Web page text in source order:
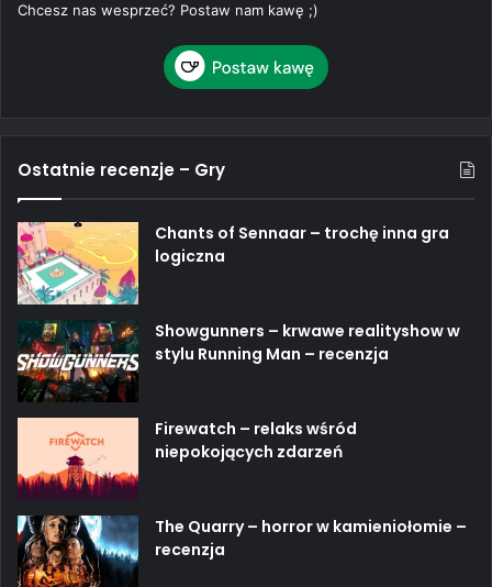
Chcesz nas wesprzeć? Postaw nam kawę ;)
Ostatnie recenzje – Gry
Chants of Sennaar – trochę inna gra
logiczna
Showgunners – krwawe realityshow w
stylu Running Man – recenzja
Firewatch – relaks wśród
niepokojących zdarzeń
The Quarry – horror w kamieniołomie –
recenzja